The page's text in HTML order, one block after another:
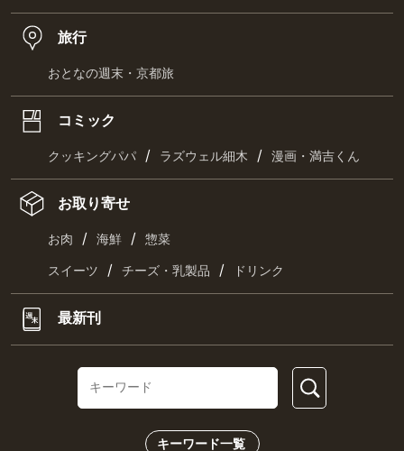
旅行
おとなの週末・京都旅
コミック
クッキングパパ / ラズウェル細木 / 漫画・満吉くん
お取り寄せ
お肉 / 海鮮 / 惣菜
スイーツ / チーズ・乳製品 / ドリンク
最新刊
キーワード一覧